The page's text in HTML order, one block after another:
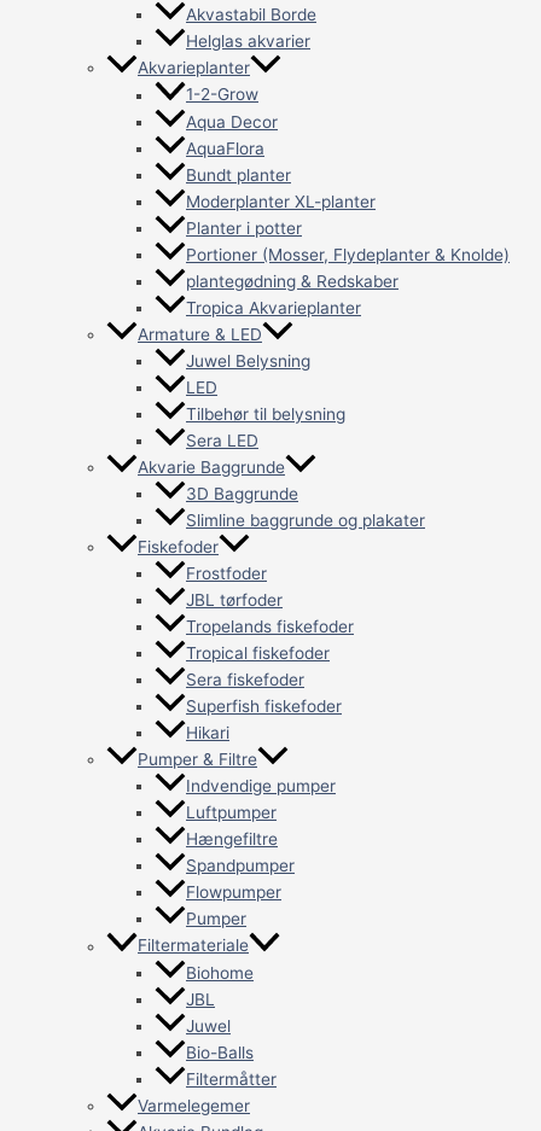
Akvastabil Borde
Helglas akvarier
Akvarieplanter
1-2-Grow
Aqua Decor
AquaFlora
Bundt planter
Moderplanter XL-planter
Planter i potter
Portioner (Mosser, Flydeplanter & Knolde)
plantegødning & Redskaber
Tropica Akvarieplanter
Armature & LED
Juwel Belysning
LED
Tilbehør til belysning
Sera LED
Akvarie Baggrunde
3D Baggrunde
Slimline baggrunde og plakater
Fiskefoder
Frostfoder
JBL tørfoder
Tropelands fiskefoder
Tropical fiskefoder
Sera fiskefoder
Superfish fiskefoder
Hikari
Pumper & Filtre
Indvendige pumper
Luftpumper
Hængefiltre
Spandpumper
Flowpumper
Pumper
Filtermateriale
Biohome
JBL
Juwel
Bio-Balls
Filtermåtter
Varmelegemer